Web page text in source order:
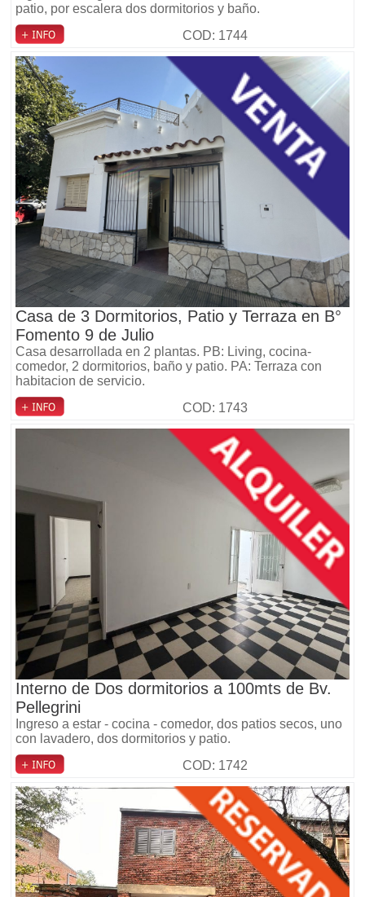
patio, por escalera dos dormitorios y baño.
COD: 1744
Casa de 3 Dormitorios, Patio y Terraza en B°
Fomento 9 de Julio
Casa desarrollada en 2 plantas. PB: Living, cocina-
comedor, 2 dormitorios, baño y patio. PA: Terraza con
habitacion de servicio.
COD: 1743
Interno de Dos dormitorios a 100mts de Bv.
Pellegrini
Ingreso a estar - cocina - comedor, dos patios secos, uno
con lavadero, dos dormitorios y patio.
COD: 1742